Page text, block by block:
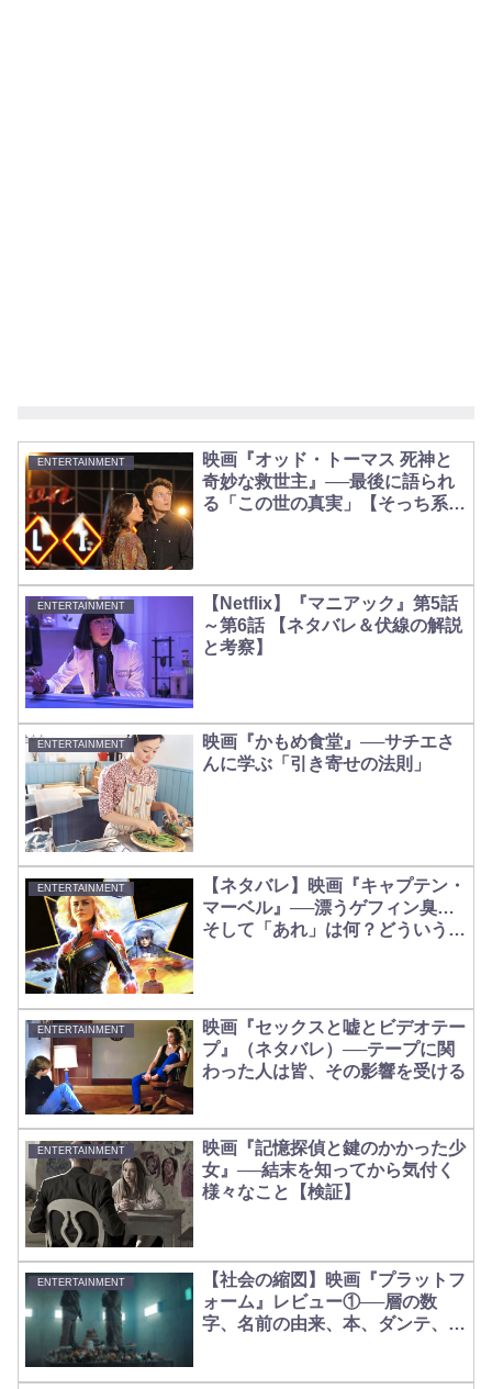
ENTERTAINMENT
映画『オッド・トーマス 死神と
奇妙な救世主』──最後に語られ
る「この世の真実」【そっち系の
ENTERTAINMENT
【Netflix】『マニアック』第5話
～第6話 【ネタバレ＆伏線の解説
と考察】
ENTERTAINMENT
映画『かもめ食堂』──サチエさ
んに学ぶ「引き寄せの法則」
ENTERTAINMENT
【ネタバレ】映画『キャプテン・
マーベル』──漂うゲフィン臭…
そして「あれ」は何？どういうこ
ENTERTAINMENT
映画『セックスと嘘とビデオテー
プ』（ネタバレ）──テープに関
わった人は皆、その影響を受ける
ENTERTAINMENT
映画『記憶探偵と鍵のかかった少
女』──結末を知ってから気付く
様々なこと【検証】
ENTERTAINMENT
【社会の縮図】映画『プラットフ
ォーム』レビュー①──層の数
字、名前の由来、本、ダンテ、ゴ